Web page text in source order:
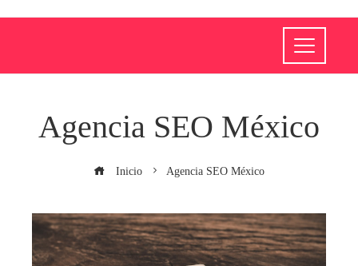
Agencia SEO México
Inicio Agencia SEO México